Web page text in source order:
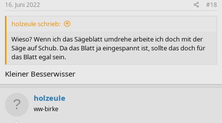
16. Juni 2022 #18
holzeule schrieb:
Wieso? Wenn ich das Sägeblatt umdrehe arbeite ich doch mit der
Säge auf Schub. Da das Blatt ja eingespannt ist, sollte das doch für
das Blatt egal sein.
Kleiner Besserwisser
holzeule
ww-birke